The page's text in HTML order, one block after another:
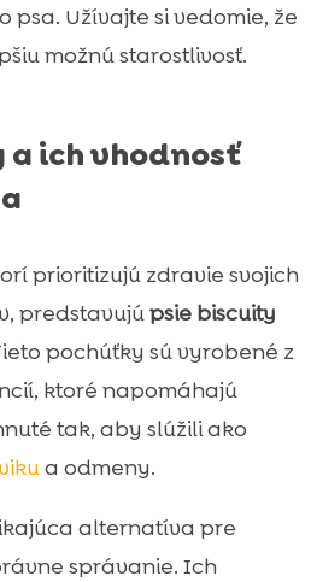
psa. Užívajte si vedomie, že
možnú starostlivosť.
ich vhodnosť
prioritizujú zdravie svojich
predstavujúpsie biscuity
pochúťky sú vyrobené z
ktoré napomáhajú
tak, aby slúžili ako
a odmeny.
alternatíva pre
správanie. Ich